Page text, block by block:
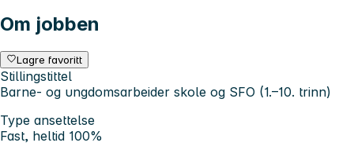
Om jobben
Lagre favoritt
Stillingstittel
Barne- og ungdomsarbeider skole og SFO (1.–10. trinn)
Type ansettelse
Fast, heltid 100%